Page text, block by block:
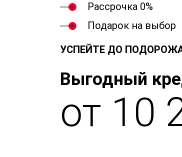
Рассрочка 0%
Подарок на выбор
УСПЕЙТЕ ДО
Выгодный
от 10